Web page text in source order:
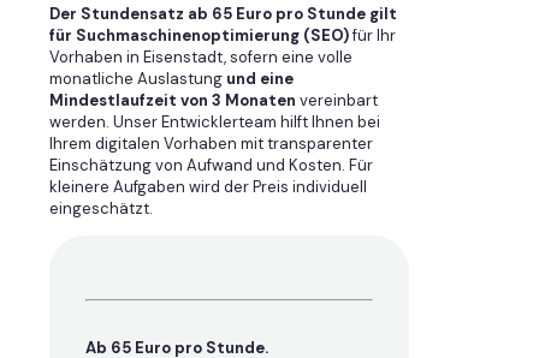
Der Stundensatz ab 65 Euro pro Stunde gilt
für Suchmaschinenoptimierung (SEO)für Ihr
Vorhaben in Eisenstadt, sofern eine volle
monatliche Auslastung und eine
Mindestlaufzeit von 3 Monaten vereinbart
werden. Unser Entwicklerteam hilft Ihnen bei
Ihrem digitalen Vorhaben mit transparenter
Einschätzung von Aufwand und Kosten. Für
kleinere Aufgaben wird der Preis individuell
eingeschätzt.
Ab 65 Euro pro Stunde.